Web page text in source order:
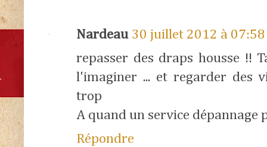
Nardeau 30 juillet 2012 à 07:58
repasser des draps housse !!
l'imaginer ... et regarder des
trop
A quand un service dépannage
Répondre